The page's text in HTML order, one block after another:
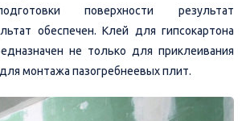
поверхности результат
обеспечен. Клей для гипсокартона
не только для приклеивания
монтажа пазогребнеевых плит.